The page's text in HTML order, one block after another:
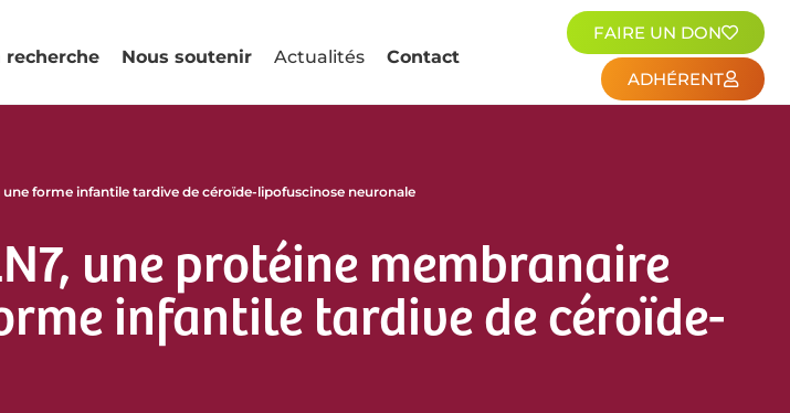
recherche Nous soutenir Actualités Contact
FAIRE UN DON
ADHÉRENT
forme infantile tardive de céroïde-lipofuscinose neuronale
une protéine membranaire
infantile tardive de céroïde-